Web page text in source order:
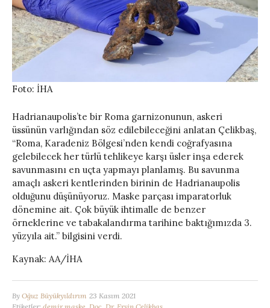
Foto: İHA
Hadrianaupolis’te bir Roma garnizonunun, askeri
üssünün varlığından söz edilebileceğini anlatan Çelikbaş,
“Roma, Karadeniz Bölgesi’nden kendi coğrafyasına
gelebilecek her türlü tehlikeye karşı üsler inşa ederek
savunmasını en uçta yapmayı planlamış. Bu savunma
amaçlı askeri kentlerinden birinin de Hadrianaupolis
olduğunu düşünüyoruz. Maske parçası imparatorluk
dönemine ait. Çok büyük ihtimalle de benzer
örneklerine ve tabakalandırma tarihine baktığımızda 3.
yüzyıla ait.” bilgisini verdi.
Kaynak: AA/İHA
By Oğuz Büyükyıldırım 23 Kasım 2021